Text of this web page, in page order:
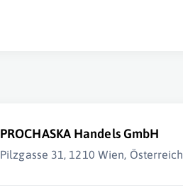
PROCHASKA Handels GmbH
Pilzgasse 31, 1210 Wien, Österreich